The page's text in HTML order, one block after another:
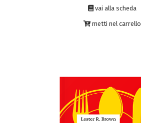
vai alla scheda
metti nel carrello